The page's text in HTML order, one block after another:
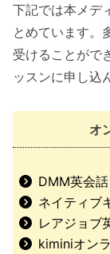
下記では本メデ
とめています。
受けることがで
ッスンに申し込
オ
DMM英会話
ネイティブ
レアジョブ
kiminiオン